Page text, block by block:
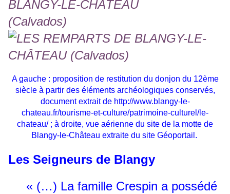
A gauche : proposition de restitution du donjon du 12ème
siècle à partir des éléments archéologiques conservés,
document extrait de http://www.blangy-le-
chateau.fr/tourisme-et-culture/patrimoine-culturel/le-
chateau/; à droite, vue aérienne du site de la motte de
Blangy-le-Château extraite du site Géoportail.
Les Seigneurs de Blangy
« (…) La famille Crespin a possédé